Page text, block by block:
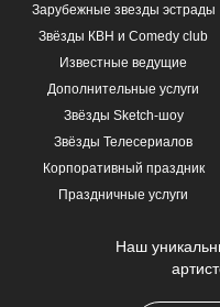
Зарубежные звезды эстрады
Звёзды КВН и Comedy club
Известные ведущие
Дополнительные услуги
Звёзды Sketch-шоу
Звёзды Телесериалов
Корпоративный праздник
Праздничные услуги
Наш